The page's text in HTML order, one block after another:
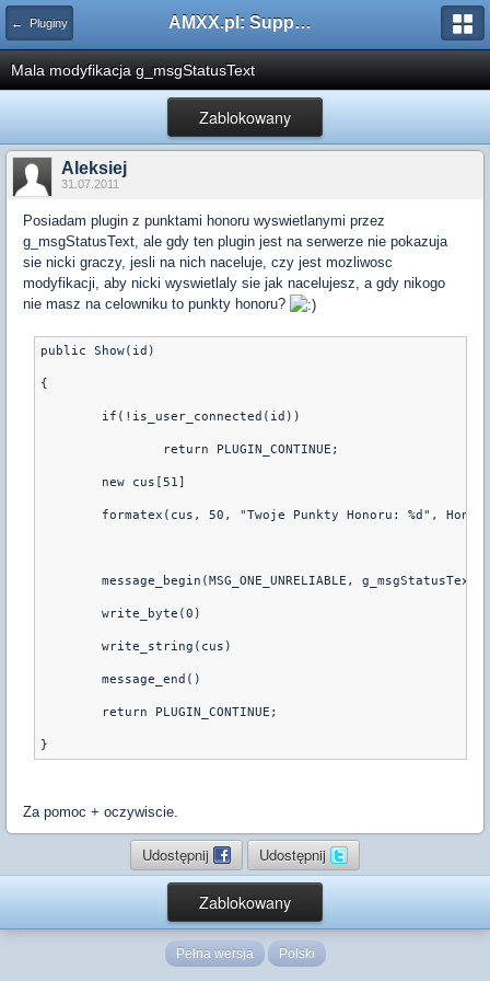
← Pluginy AMXX.pl: Support AMX Mod X i SourceMod
Mala modyfikacja g_msgStatusText
Zablokowany
Aleksiej
31.07.2011
Posiadam plugin z punktami honoru wyswietlanymi przez
g_msgStatusText, ale gdy ten plugin jest na serwerze nie pokazuja
sie nicki graczy, jesli na nich naceluje, czy jest mozliwosc
modyfikacji, aby nicki wyswietlaly sie jak nacelujesz, a gdy nikogo
nie masz na celowniku to punkty honoru?
public Show(id)
{
	if(!is_user_connected(id))
		return PLUGIN_CONTINUE;
	new cus[51]
formatex(cus, 50, "Twoje Punkty Honoru: %d",
message_begin(MSG_ONE_UNRELIABLE,
	write_byte(0)
	write_string(cus)
	message_end()
	return PLUGIN_CONTINUE;
Za pomoc + oczywiscie.
Udostępnij Udostępnij
Zablokowany
Pełna wersja Polski